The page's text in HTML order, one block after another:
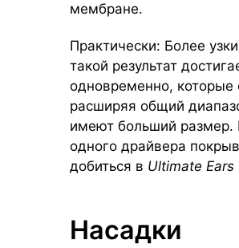
мембране.
Практически: Более
такой результат
одновременно,
расширяя общий
имеют больший размер.
одного драйвера
добиться в Ultimate
Насадки